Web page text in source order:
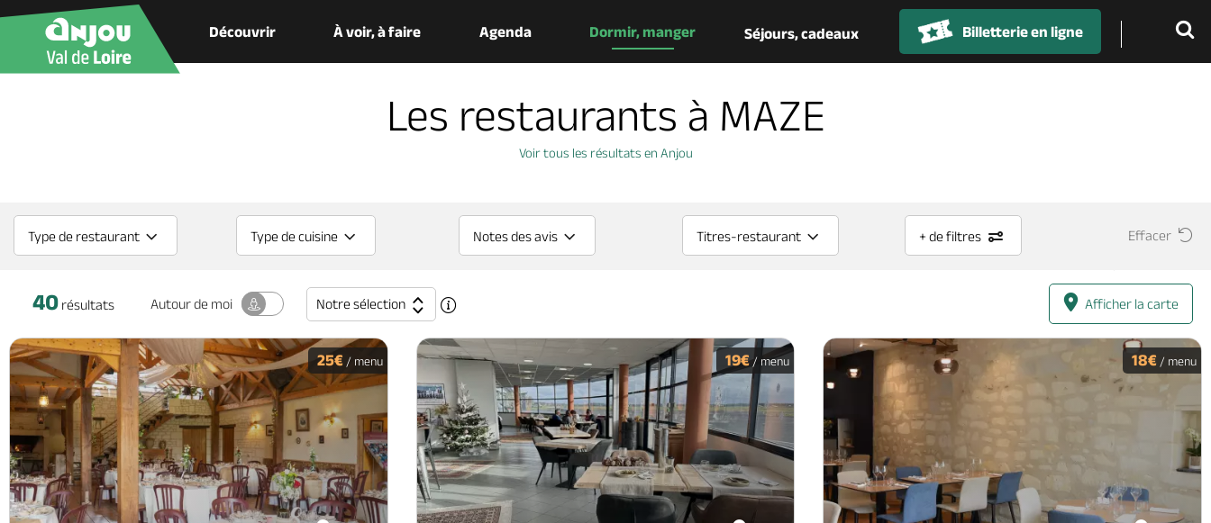
Découvrir À voir, à faire Agenda Dormir, manger Séjours, cadeaux Billetterie en ligne
Les restaurants à MAZE
Voir tous les résultats en Anjou
Type de restaurant Type de cuisine Notes des avis Titres-restaurant + de filtres Effacer
40 résultats Autourde moi Notre sélection Afficher la carte
25€/ menu 19€/ menu 18€/ menu